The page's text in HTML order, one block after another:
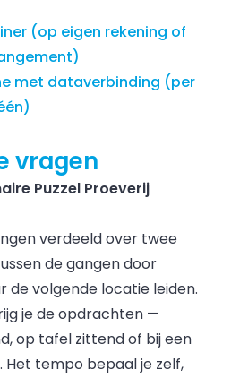
(op eigen rekening of
met dataverbinding (per
vragen
Puzzel Proeverij
verdeeld over twee
de gangen door
de volgende locatie leiden.
je de opdrachten —
op tafel zittend of bij een
Het tempo bepaal je zelf,